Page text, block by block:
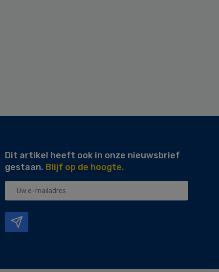
Dit artikel heeft ook in onze nieuwsbrief
gestaan. Blijf op de hoogte.
Uw